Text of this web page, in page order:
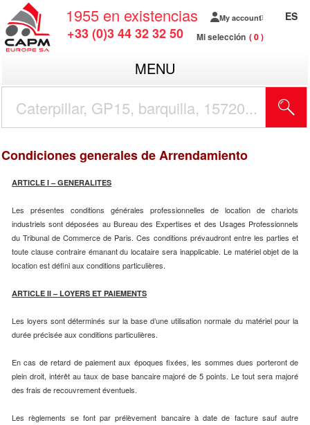
1955 en existencias
+33 (0)3 44 32 32 50
My account
Mi selección 0
ES
MENU
Condiciones generales de Arrendamiento
ARTICLE I – GENERALITES
Les présentes conditions générales professionnelles de location de chariots
industriels sont déposées au Bureau des Expertises et des Usages Professionnels
du Tribunal de Commerce de Paris. Ces conditions prévaudront entre les parties et
toute clause contraire émanant du locataire sera inapplicable. Le matériel objet de la
location est défini aux conditions particulières.
ARTICLE II – LOYERS ET PAIEMENTS
Les loyers sont déterminés sur la base d’une utilisation normale du matériel pour la
durée précisée aux conditions particulières.
En cas de retard de paiement aux époques fixées, les sommes dues porteront de
plein droit, intérêt au taux de base bancaire majoré de 5 points. Le tout sera majoré
des frais de recouvrement éventuels.
Les règlements se font par prélèvement bancaire à date de facture sauf autre